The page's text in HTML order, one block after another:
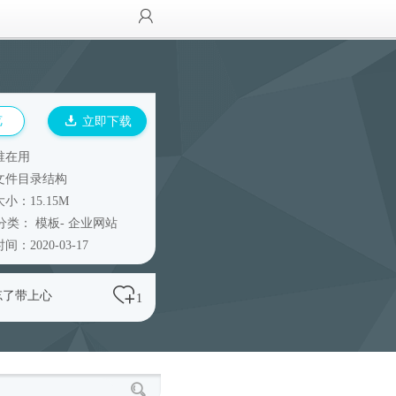
立即下载
在用
件目录结构
小：15.15M
类： 模板- 企业网站
间：2020-03-17
了带上心 1